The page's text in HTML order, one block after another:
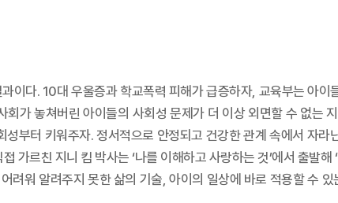
이다. 10대 우울증과 학교폭력 피해가 급증하자, 교육부는 아이
가 놓쳐버린 아이들의 사회성 문제가 더 이상 외면할 수 없는
부터 키워주자. 정서적으로 안정되고 건강한 관계 속에서 자라
르친 지니 킴 박사는 ‘나를 이해하고 사랑하는 것’에서 출발해
려워 알려주지 못한 삶의 기술, 아이의 일상에 바로 적용할 수